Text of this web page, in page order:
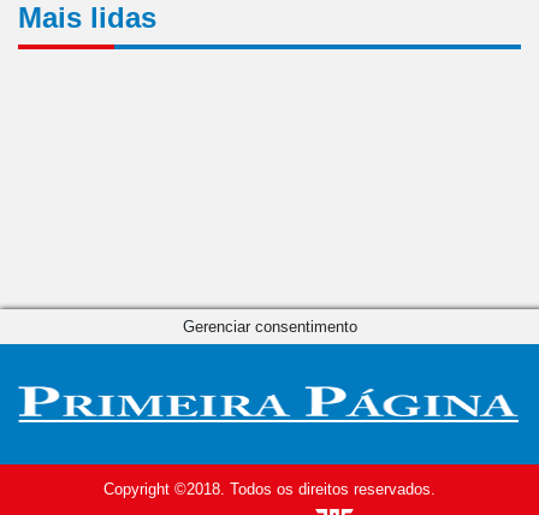
Mais lidas
Copyright ©2018. Todos os direitos reservados.
Gerenciar consentimento